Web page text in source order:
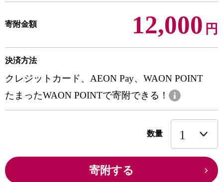
寄附金額 12,000 円
決済方法
クレジットカード、AEON Pay、WAON POINT
たまったWAON POINTで寄附できる！
数量
寄附する